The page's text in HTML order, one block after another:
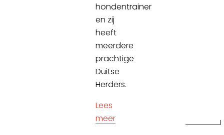
hondentrainer
en zij
heeft
meerdere
prachtige
Duitse
Herders.
Lees
meer